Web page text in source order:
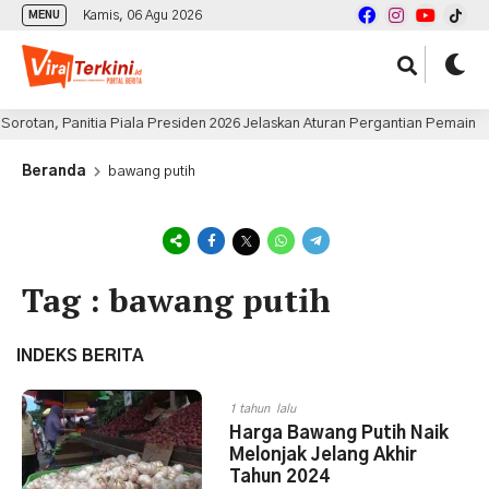
MENU Kamis, 06 Agu 2026
Panitia Piala Presiden 2026 Jelaskan Aturan Pergantian Pemain
Beranda bawang putih
Tag : bawang putih
INDEKS BERITA
1 tahun lalu
Harga Bawang Putih Naik
Melonjak Jelang Akhir
Tahun 2024